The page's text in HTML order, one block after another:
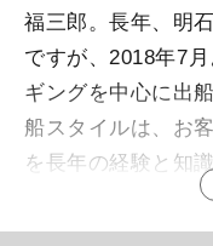
福三郎。長年、明
ですが、2018年7
ギングを中心に出
船スタイルは、お
を長年の経験と知
います。また、乗
仕立船はとっても